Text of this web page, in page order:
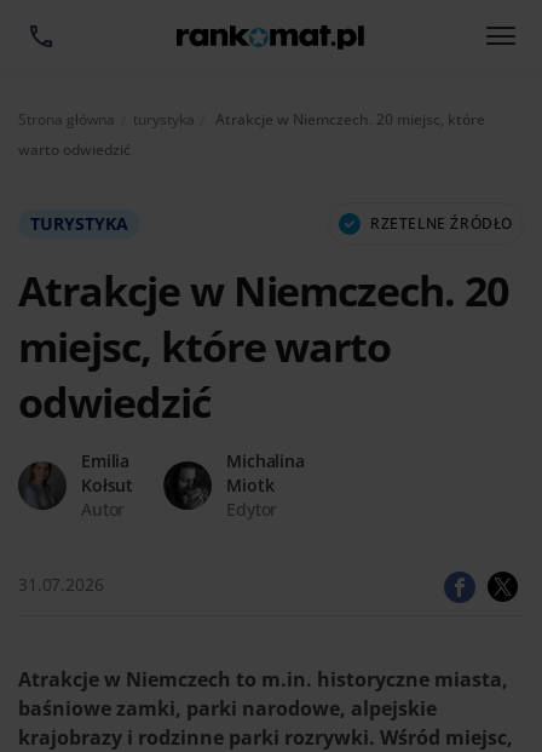
Strona główna turystyka Aktualnie:
Atrakcje w Niemczech. 20 miejsc, które
warto odwiedzić
TURYSTYKA RZETELNE ŹRÓDŁO
Atrakcje w Niemczech. 20
miejsc, które warto
odwiedzić
Emilia
Kołsut
Autor
Michalina
Miotk
Edytor
31.07.2026
Atrakcje w Niemczech to m.in. historyczne miasta,
baśniowe zamki, parki narodowe, alpejskie
krajobrazy i rodzinne parki rozrywki. Wśród miejsc,